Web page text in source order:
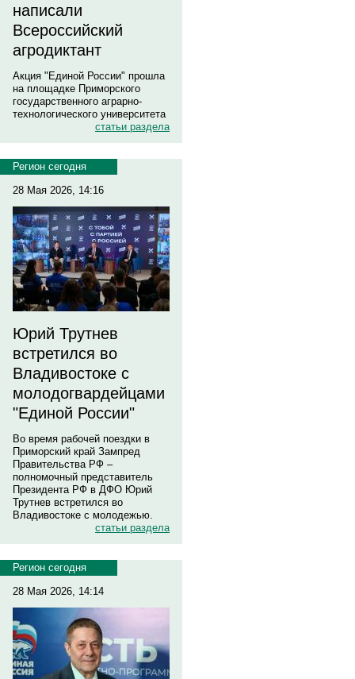
написали
Всероссийский
агродиктант
Акция "Единой России" прошла
на площадке Приморского
государственного аграрно-
технологического университета
статьи раздела
Регион сегодня
28 Мая 2026, 14:16
Юрий Трутнев
встретился во
Владивостоке с
молодогвардейцами
"Единой России"
Во время рабочей поездки в
Приморский край Зампред
Правительства РФ –
полномочный представитель
Президента РФ в ДФО Юрий
Трутнев встретился во
Владивостоке с молодежью.
статьи раздела
Регион сегодня
28 Мая 2026, 14:14